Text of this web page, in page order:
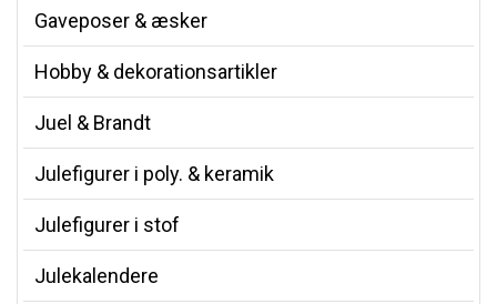
Gaveposer & æsker
Hobby & dekorationsartikler
Juel & Brandt
Julefigurer i poly. & keramik
Julefigurer i stof
Julekalendere